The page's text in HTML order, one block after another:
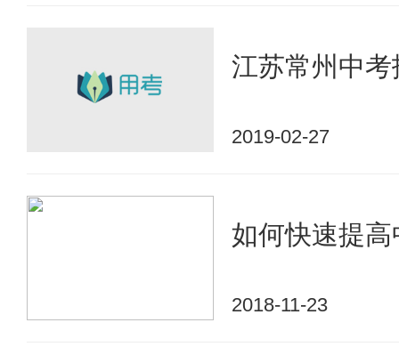
江苏常州中
2019-02-27
如何快速提
2018-11-23